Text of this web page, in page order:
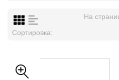
На
Сортировка: